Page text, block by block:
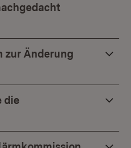
zur Änderung
die